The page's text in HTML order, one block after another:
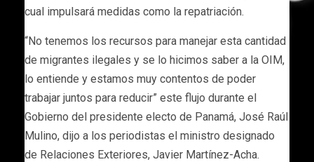
cual impulsará medidas como la repatriación.
“No tenemos los recursos para manejar esta cantidad
de migrantes ilegales y se lo hicimos saber a la OIM,
lo entiende y estamos muy contentos de poder
trabajar juntos para reducir” este flujo durante el
Gobierno del presidente electo de Panamá, José Raúl
Mulino, dijo a los periodistas el ministro designado
de Relaciones Exteriores, Javier Martínez-Acha.